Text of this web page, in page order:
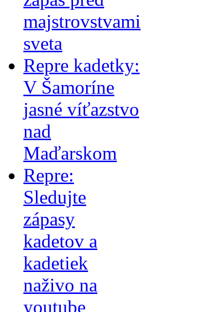
majstrovstvami
sveta
Repre kadetky:
V Šamoríne
jasné víťazstvo
nad
Maďarskom
Repre:
Sledujte
zápasy
kadetov a
kadetiek
naživo na
youtube